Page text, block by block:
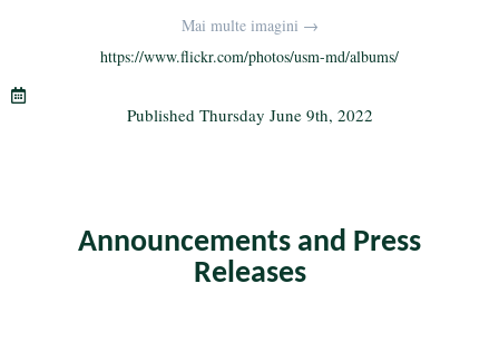
r a
m
ailre
Mai multe imagini →
https://www.flickr.com/photos/usm-md/albums/
Published Thursday June 9th, 2022
Announcements and Press
Releases